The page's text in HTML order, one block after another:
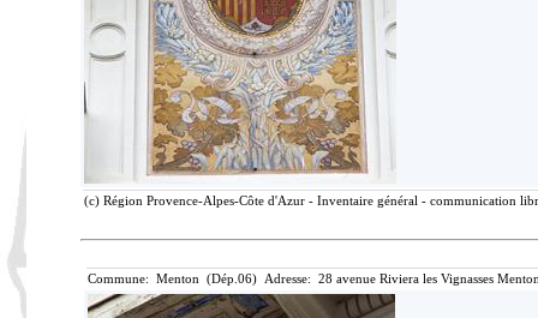
(c) Région Provence-Alpes-Côte d'Azur - Inventaire général - communication
Commune: Menton (Dép.06) Adresse: 28 avenue Riviera les Vignasses